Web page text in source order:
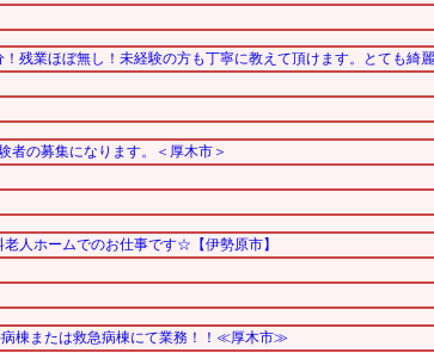
残業ほぼ無し！未経験の方も丁寧に教えて頂けます。とても綺
者の募集になります。＜厚木市＞
人ホームでのお仕事です☆【伊勢原市】
病棟または救急病棟にて業務！！≪厚木市≫